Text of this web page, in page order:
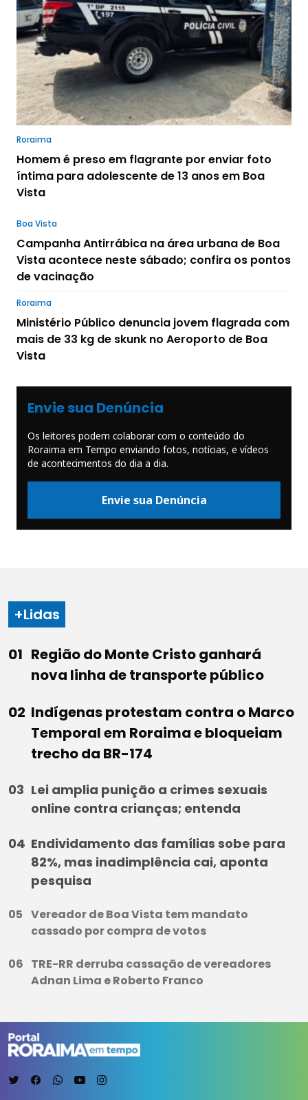
Roraima
Homem é preso em flagrante por enviar foto
íntima para adolescente de 13 anos em Boa
Vista
Boa Vista
Campanha Antirrábica na área urbana de Boa
Vista acontece neste sábado; confira os pontos
de vacinação
Roraima
Ministério Público denuncia jovem flagrada com
mais de 33 kg de skunk no Aeroporto de Boa
Vista
Envie sua Denúncia
Os leitores podem colaborar com o conteúdo do
Roraima em Tempo enviando fotos, notícias, e vídeos
de acontecimentos do dia a dia.
Envie sua Denúncia
+Lidas
Região do Monte Cristo ganhará
nova linha de transporte público
Indígenas protestam contra o Marco
Temporal em Roraima e bloqueiam
trecho da BR-174
Lei amplia punição a crimes sexuais
online contra crianças; entenda
Endividamento das famílias sobe para
82%, mas inadimplência cai, aponta
pesquisa
Vereador de Boa Vista tem mandato
cassado por compra de votos
TRE-RR derruba cassação de vereadores
Adnan Lima e Roberto Franco